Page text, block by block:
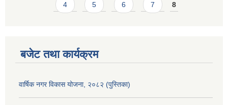
4 5 6 7 8
बजेट तथा कार्यक्रम
वार्षिक नगर विकास योजना, २०८२ (पुस्तिका)